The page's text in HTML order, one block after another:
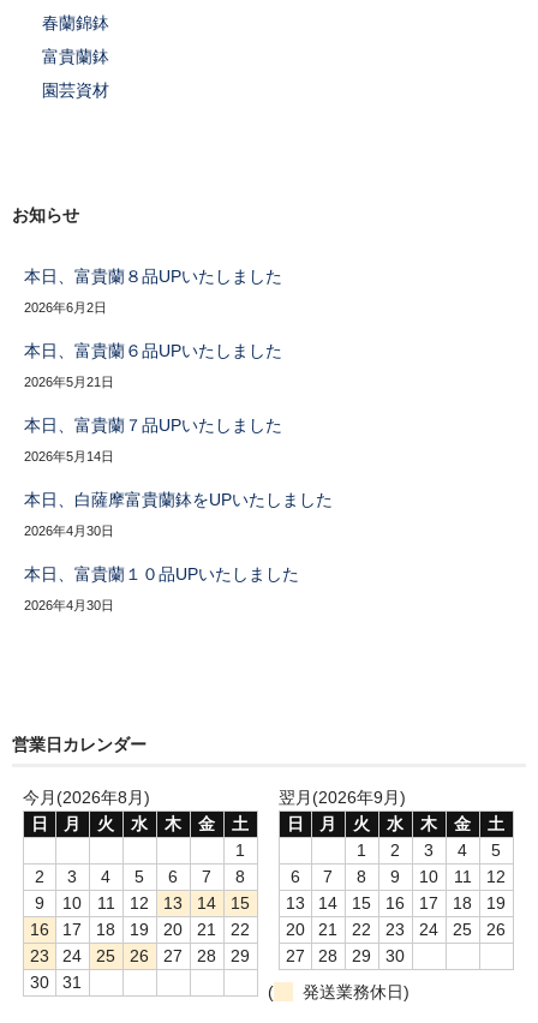
Instagram
春蘭錦鉢
富貴蘭鉢
園芸資材
お知らせ
本日、富貴蘭８品UPいたしました
2026年6月2日
本日、富貴蘭６品UPいたしました
2026年5月21日
本日、富貴蘭７品UPいたしました
2026年5月14日
本日、白薩摩富貴蘭鉢をUPいたしました
2026年4月30日
本日、富貴蘭１０品UPいたしました
2026年4月30日
営業日カレンダー
今月(2026年8月)
日
月 火 水 木 金
土
1
2
3 4 5 6 7
8
9
10 11 12 13 14
15
16
17 18 19 20 21
22
23
24 25 26 27 28
29
30
31
翌月(2026年9月)
日
月 火 水 木 金
土
1
2 3 4
5
6
7 8 9 10 11
12
13
14 15 16 17 18
19
20
21 22 23 24 25
26
27
28 29
30
(
発送業務休日)